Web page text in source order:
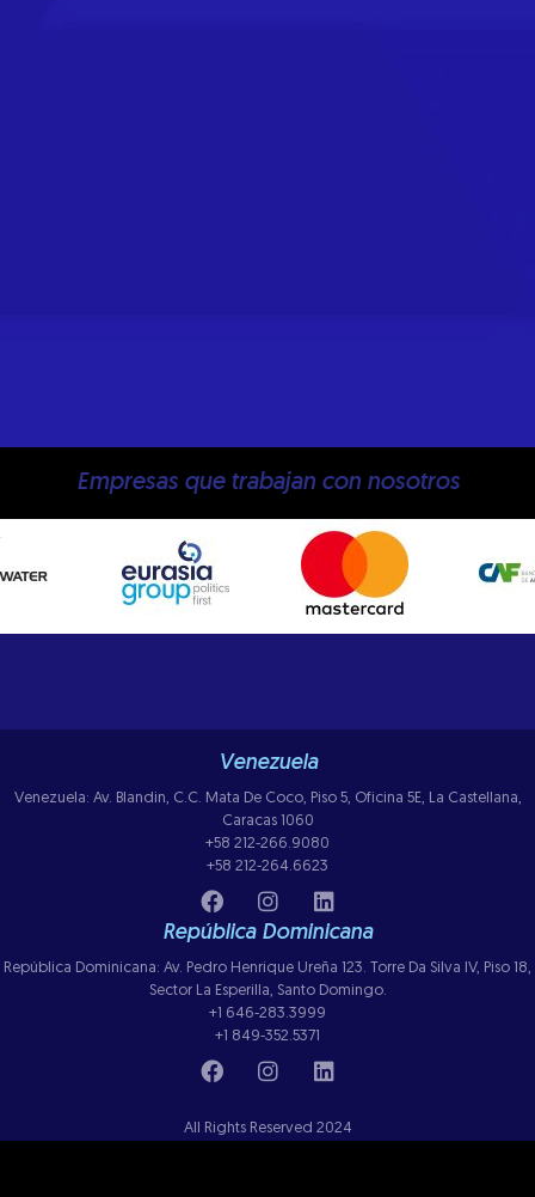
Empresas que trabajan con nosotros
Venezuela
Venezuela: Av. Blandin, C.C. Mata De Coco, Piso 5, Oficina 5E, La Castellana,
Caracas 1060
+58 212-266.9080
+58 212-264.6623
República Dominicana
República Dominicana: Av. Pedro Henrique Ureña 123. Torre Da Silva IV, Piso 18,
Sector La Esperilla, Santo Domingo.
+1 646-283.3999
+1 849-352.5371
All Rights Reserved 2024